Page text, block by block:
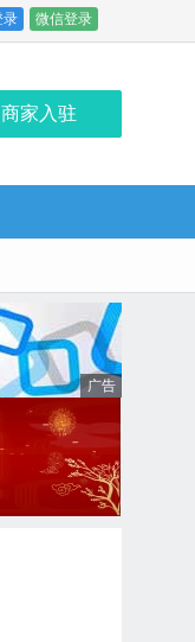
录 微信登录
商家入驻